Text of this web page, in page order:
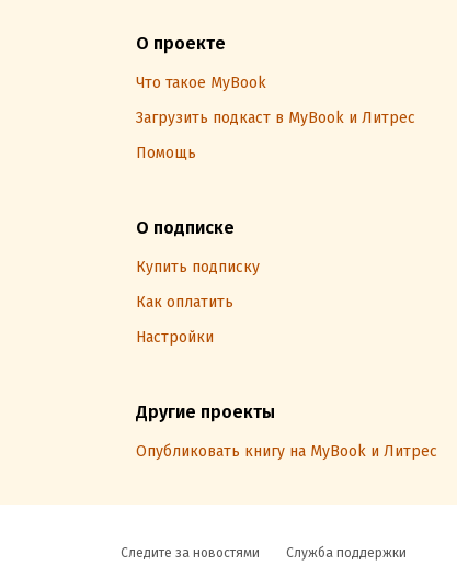
О проекте
Что такое MyBook
Загрузить подкаст в MyBook и Литрес
Помощь
О подписке
Купить подписку
Как оплатить
Настройки
Другие проекты
Опубликовать книгу на MyBook и Литрес
Следите за новостями Служба поддержки